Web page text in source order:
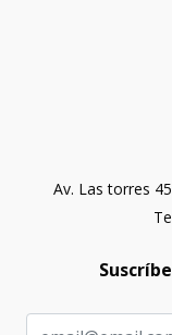
Av. Las torres